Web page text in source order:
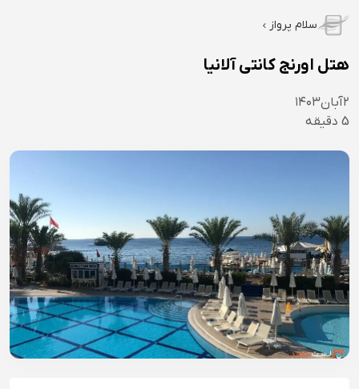
سلام پرواز
هتل اورنج کانتی آلانیا
۲آبان۱۴۰۳
5 دقیقه